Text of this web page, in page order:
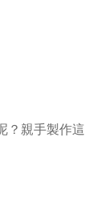
？親手製作這